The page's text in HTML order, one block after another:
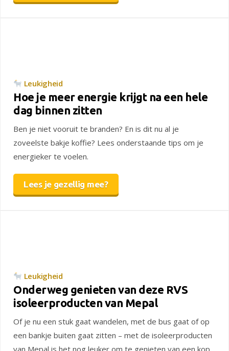
Leukigheid
Hoe je meer energie krijgt na een hele
dag binnen zitten
Ben je niet vooruit te branden? En is dit nu al je
zoveelste bakje koffie? Lees onderstaande tips om je
energieker te voelen.
Lees je gezellig mee?
Leukigheid
Onderweg genieten van deze RVS
isoleerproducten van Mepal
Of je nu een stuk gaat wandelen, met de bus gaat of op
een bankje buiten gaat zitten – met de isoleerproducten
van Mepal is het nog leuker om te genieten van een kop